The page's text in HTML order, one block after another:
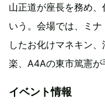
山正道が座長を務め
いう。会場では、ミ
したお化けマネキン
楽、A4Aの東市篤憲が
イベント情報